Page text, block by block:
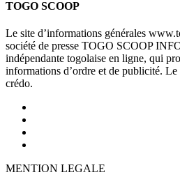
TOGO SCOOP
Le site d’informations générales
société de presse TOGO SCOOP
indépendante togolaise en ligne, qui
informations d’ordre et de publicité. Le
crédo.
MENTION LEGALE